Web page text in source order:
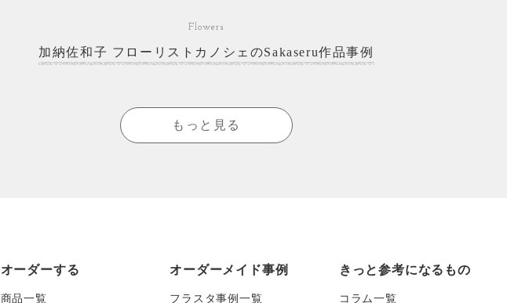
Flowers
加納佐和子 フローリストカノシェのSakaseru作品事例
もっと見る
オーダーする
商品一覧
オーダーメイド事例
フラスタ事例一覧
きっと参考になるもの
コラム一覧